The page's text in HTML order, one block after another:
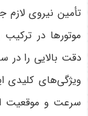
تأمین نیروی
موتورها در
دقت بالایی را در
ویژگی‌های کلیدی
سرعت و موقعیت